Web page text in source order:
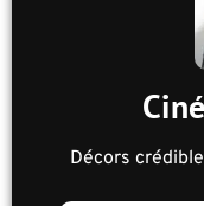
Décors